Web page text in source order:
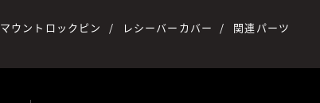
マウントロックピン レシーバーカバー 関連パーツ